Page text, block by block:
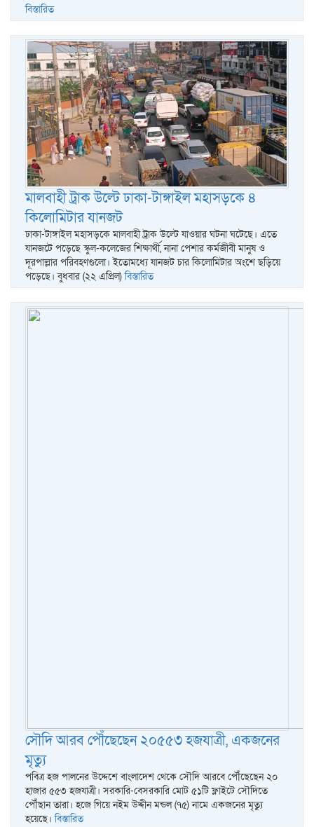
বিস্তারিত
মালবাহী ট্রাক উল্টে ঢাকা-টাঙ্গাইল মহাসড়কে ৪
কিলোমিটার যানজট
ঢাকা-টাঙ্গাইল মহাসড়কে মালবাহী ট্রাক উল্টে যাওয়ার ঘটনা ঘটেছে। এতে
যানজটে পড়েছে স্কুল-কলেজের শিক্ষার্থী, নানা পেশার কর্মজীবী মানুষ ও
দূরপাল্লার পরিবহণগুলো। ইতোমধ্যে যানজট চার কিলোমিটার অংশে ছড়িয়ে
পড়েছে। বুধবার (২২ এপ্রিল)বিস্তারিত
সৌদি আরব পৌঁছেছেন ২০৫৫৩ হজযাত্রী, একজনের
মৃত্যু
পবিত্র হজ পালনের উদ্দেশে বাংলাদেশ থেকে সৌদি আরবে পৌঁছেছেন ২০
হাজার ৫৫৩ হজযাত্রী। সরকারি-বেসরকারি মোট ৫১টি ফ্লাইটে সৌদিতে
পৌঁছান তারা। হজে গিয়ে নইম উদ্দীন মন্ডল (৭৫) নামে একজনের মৃত্যু
হয়েছে।বিস্তারিত